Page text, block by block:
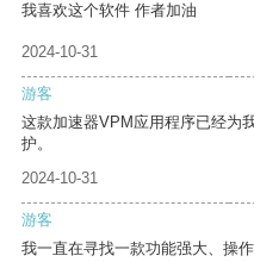
我喜欢这个软件 作者加油
2024-10-31
游客
这款加速器VPM应用程序已经为
护。
2024-10-31
游客
我一直在寻找一款功能强大、操